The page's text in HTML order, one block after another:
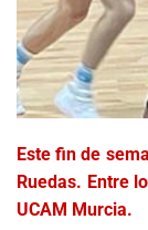
Este fin de
Ruedas. Entre
UCAM Murcia.